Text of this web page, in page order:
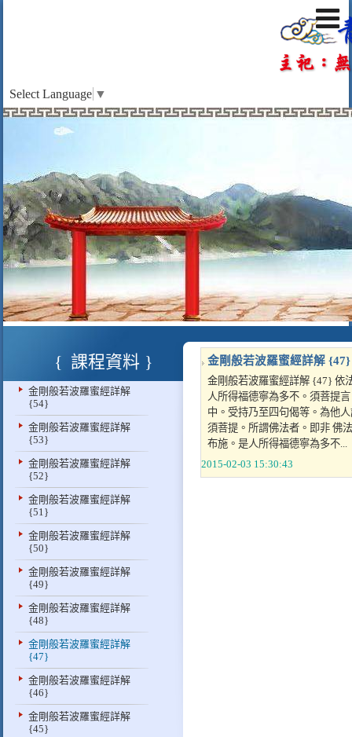
Select Language ▼
課程資料
金剛般若波羅蜜經詳解
{54}
金剛般若波羅蜜經詳解
{53}
金剛般若波羅蜜經詳解
{52}
金剛般若波羅蜜經詳解
{51}
金剛般若波羅蜜經詳解
{50}
金剛般若波羅蜜經詳解
{49}
金剛般若波羅蜜經詳解
{48}
金剛般若波羅蜜經詳解
{47}
金剛般若波羅蜜經詳解
{46}
金剛般若波羅蜜經詳解
{45}
金剛般若波羅蜜經詳解
金剛般若波羅蜜經詳解 {47} 依
人所得福德寧為多不。須菩提
中。受持乃至四句偈等。為他
須菩提。所謂佛法者。即非 佛
布施。是人所得福德寧為多不...
2015-02-03 15:30:43